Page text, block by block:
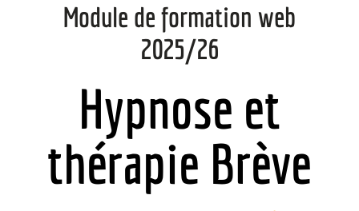
Module de formation web
2025/26
Hypnose et
thérapie Brève